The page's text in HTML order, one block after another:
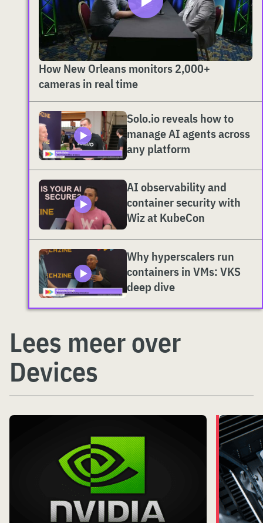
How New Orleans monitors 2,000+
cameras in real time
Solo.io reveals how to
manage AI agents across
any platform
AI observability and
container security with
Wiz at KubeCon
Why hyperscalers run
containers in VMs: VKS
deep dive
Lees meer over
Devices